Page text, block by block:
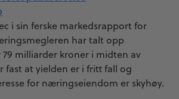
i sin ferske markedsrapport for
har talt opp
milliarder kroner i midten av
fast at yielden er i fritt fall og
for næringseiendom er skyhøy.